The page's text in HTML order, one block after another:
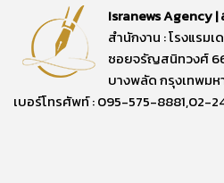
Isranews Agency |
สำนักงาน : โรงแรมเ
ซอยจรัญสนิทวงศ์
บางพลัด กรุงเทพม
เบอร์โทรศัพท์ : 095-575-8881,02-